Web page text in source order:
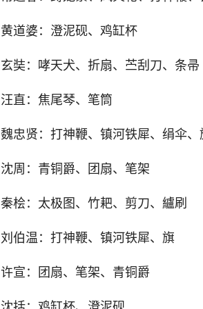
黄道婆：澄泥砚、鸡缸杯
玄奘：哮天犬、折扇、苎刮刀、条帚
汪直：焦尾琴、笔筒
魏忠贤：打神鞭、镇河铁犀、绢伞、
沈周：青铜爵、团扇、笔架
秦桧：太极图、竹耙、剪刀、纑刷
刘伯温：打神鞭、镇河铁犀、旗
许宣：团扇、笔架、青铜爵